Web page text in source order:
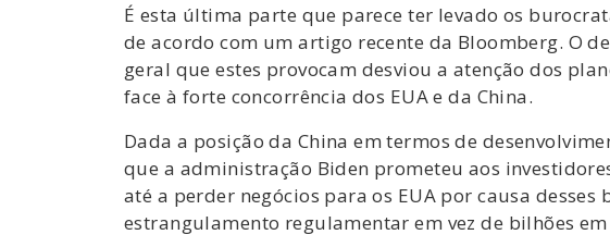
É esta última parte que parece ter levado os
de acordo com um artigo recente da Bloomberg. O
geral que estes provocam desviou a atenção dos
face à forte concorrência dos EUA e da China.
Dada a posição da China em termos de
que a administração Biden prometeu aos
até a perder negócios para os EUA por causa
estrangulamento regulamentar em vez de bilhões